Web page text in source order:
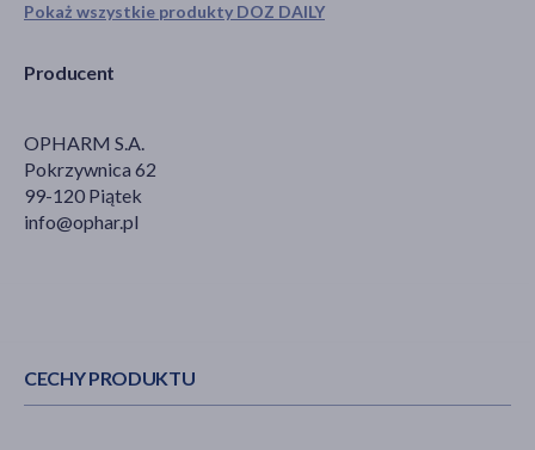
Pokaż wszystkie produkty DOZ DAILY
Producent
OPHARM S.A.
Pokrzywnica 62
99-120 Piątek
info@ophar.pl
CECHY PRODUKTU